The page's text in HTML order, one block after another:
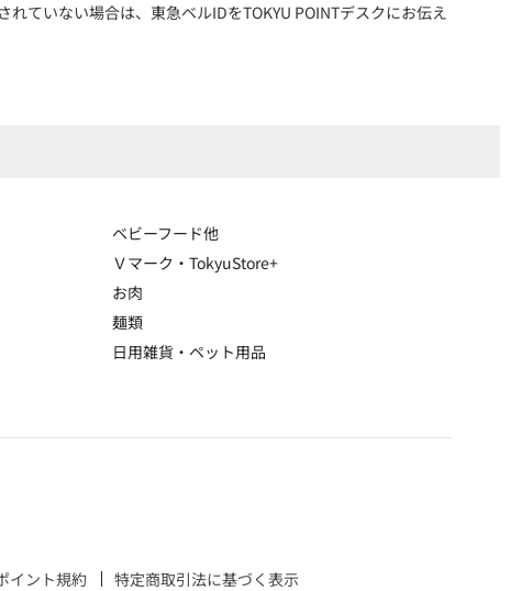
ていない場合は、東急ベルIDをTOKYU POINTデスクにお伝え
ベビーフード他
Ｖマーク・TokyuStore+
お肉
麺類
日用雑貨・ペット用品
イント規約 特定商取引法に基づく表示